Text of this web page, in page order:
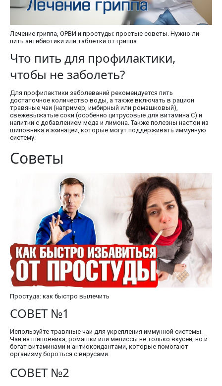
Лечение гриппа, ОРВИ и простуды: простые советы. Нужно ли
пить антибиотики или таблетки от гриппа
Что пить для профилактики,
чтобы не заболеть?
Для профилактики заболеваний рекомендуется пить
достаточное количество воды, а также включать в рацион
травяные чаи (например, имбирный или ромашковый),
свежевыжатые соки (особенно цитрусовые для витамина C) и
напитки с добавлением меда и лимона. Также полезны настои из
шиповника и эхинацеи, которые могут поддерживать иммунную
систему.
Советы
Простуда: как быстро вылечить
СОВЕТ №1
Используйте травяные чаи для укрепления иммунной системы.
Чай из шиповника, ромашки или мелиссы не только вкусен, но и
богат витаминами и антиоксидантами, которые помогают
организму бороться с вирусами.
СОВЕТ №2